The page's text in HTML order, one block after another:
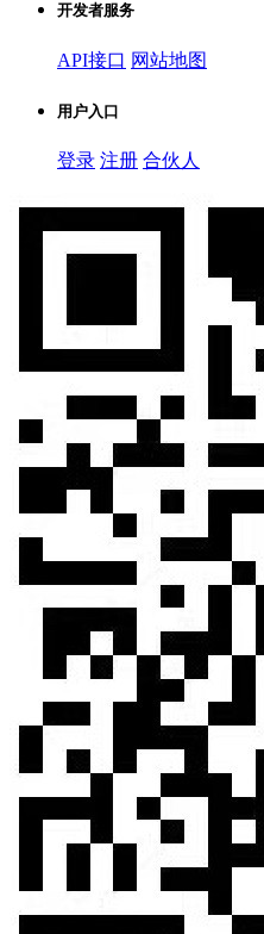
开发者服务
API接口 网站地图
用户入口
登录 注册 合伙人